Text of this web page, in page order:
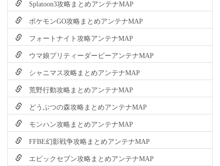
Splatoon3攻略まとめアンテナMAP
ポケモンGO攻略まとめアンテナMAP
フォートナイト攻略アンテナMAP
ウマ娘プリティーダービーアンテナMAP
シャニマス攻略まとめアンテナMAP
荒野行動攻略まとめアンテナMAP
どうぶつの森攻略まとめアンテナMAP
モンハン攻略まとめアンテナMAP
FFBE幻影戦争攻略まとめアンテナMAP
エピックセブン攻略まとめアンテナMAP